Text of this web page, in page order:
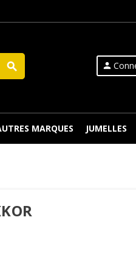
search person
MARQUES JUMELLES